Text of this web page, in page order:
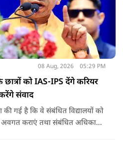
08 Aug, 2026 05:29 PM
को IAS-IPS देंगे करियर
संवाद
की गई है कि वे संबंधित विद्यालयों को
कराएं तथा संबंधित अधिकारी